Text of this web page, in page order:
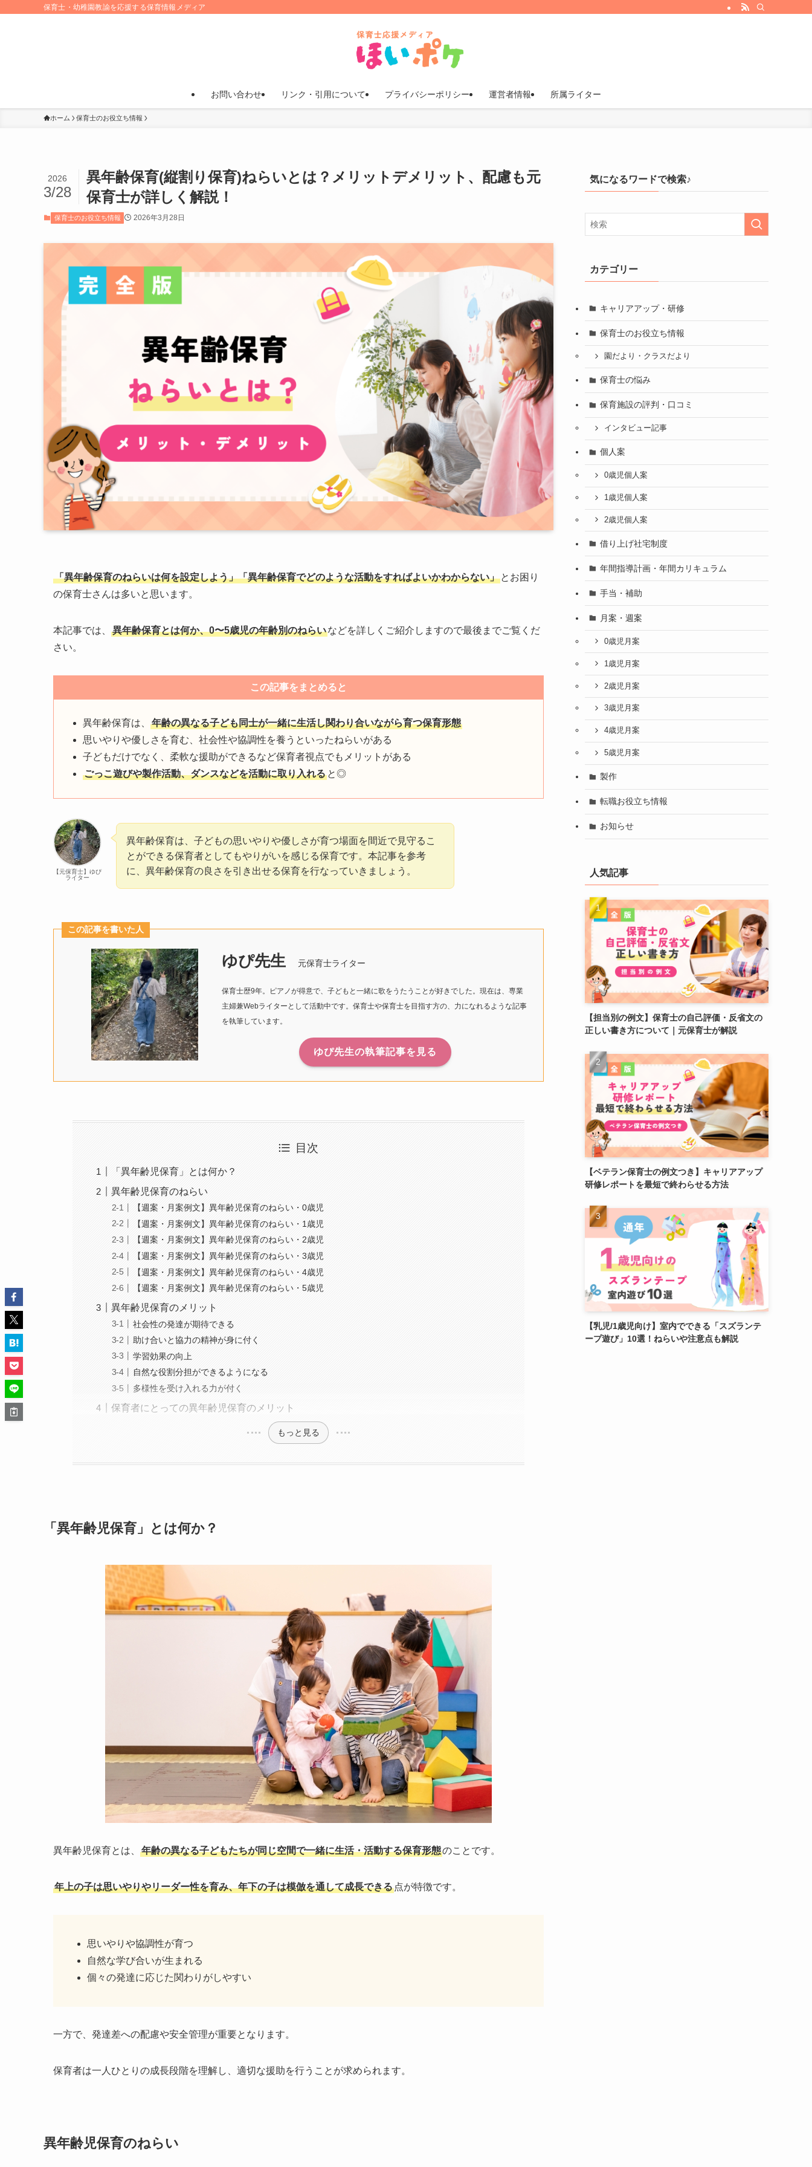
保育士・幼稚園教諭を応援する保育情報メディア
お問い合わせ リンク・引用について プライバシーポリシー 運営者情報 所属ライター
ホーム 保育士のお役立ち情報
異年齢保育(縦割り保育)ねらいとは？メリットデメリット、配慮も元
保育士が詳しく解説！
2026
3/28
保育士のお役立ち情報 2026年3月28日
「異年齢保育のねらいは何を設定しよう」「異年齢保育でどのような活動をすればよいかわからない」 とお困り
の保育士さんは多いと思います。
本記事では、 異年齢保育とは何か、0〜5歳児の年齢別のねらいなどを詳しくご紹介しますので最後までご覧くだ
さい。
この記事をまとめると
異年齢保育は、
年齢の異なる子ども同士が一緒に生活し関わり合いながら育つ保育形態
思いやりや優しさを育む、社会性や協調性を養うといったねらいがある
子どもだけでなく、柔軟な援助ができるなど保育者視点でもメリットがある
ごっこ遊びや製作活動、ダンスなどを活動に取り入れる と◎
【元保育士】ゆぴ
ライター
異年齢保育は、子どもの思いやりや優しさが育つ場面を間近で見守るこ
とができる保育者としてもやりがいを感じる保育です。本記事を参考
に、異年齢保育の良さを引き出せる保育を行なっていきましょう。
この記事を書いた人
ゆぴ先生 元保育士ライター
保育士歴9年。ピアノが得意で、子どもと一緒に歌をうたうことが好きでした。現在は、専業
主婦兼Webライターとして活動中です。保育士や保育士を目指す方の、力になれるような記事
を執筆しています。
ゆぴ先生の執筆記事を見る
目次
「異年齢児保育」とは何か？
異年齢児保育のねらい
【週案・月案例文】異年齢児保育のねらい・0歳児
【週案・月案例文】異年齢児保育のねらい・1歳児
【週案・月案例文】異年齢児保育のねらい・2歳児
【週案・月案例文】異年齢児保育のねらい・3歳児
【週案・月案例文】異年齢児保育のねらい・4歳児
【週案・月案例文】異年齢児保育のねらい・5歳児
異年齢児保育のメリット
社会性の発達が期待できる
助け合いと協力の精神が身に付く
学習効果の向上
自然な役割分担ができるようになる
多様性を受け入れる力が付く
保育者にとっての異年齢児保育のメリット
もっと見る
「異年齢児保育」とは何か？
異年齢児保育とは、 年齢の異なる子どもたちが同じ空間で一緒に生活・活動する保育形態のことです。
年上の子は思いやりやリーダー性を育み、年下の子は模倣を通して成長できる 点が特徴です。
思いやりや協調性が育つ
自然な学び合いが生まれる
個々の発達に応じた関わりがしやすい
一方で、発達差への配慮や安全管理が重要となります。
保育者は一人ひとりの成長段階を理解し、適切な援助を行うことが求められます。
異年齢児保育のねらい
気になるワードで検索♪
カテゴリー
キャリアアップ・研修
保育士のお役立ち情報
園だより・クラスだより
保育士の悩み
保育施設の評判・口コミ
インタビュー記事
個人案
0歳児個人案
1歳児個人案
2歳児個人案
借り上げ社宅制度
年間指導計画・年間カリキュラム
手当・補助
月案・週案
0歳児月案
1歳児月案
2歳児月案
3歳児月案
4歳児月案
5歳児月案
製作
転職お役立ち情報
お知らせ
人気記事
【担当別の例文】保育士の自己評価・反省文の
正しい書き方について｜元保育士が解説
【ベテラン保育士の例文つき】キャリアアップ
研修レポートを最短で終わらせる方法
【乳児/1歳児向け】室内でできる「スズランテ
ープ遊び」10選！ねらいや注意点も解説